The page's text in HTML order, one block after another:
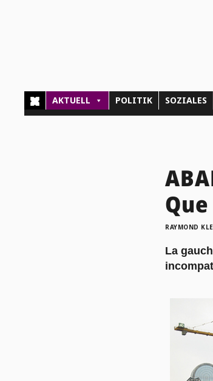
AKTUELL POLITIK SOZIALES
RAYMOND
La